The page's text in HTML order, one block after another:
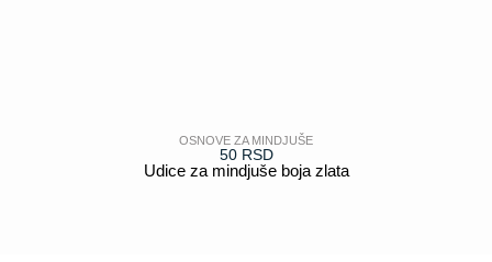
OSNOVE ZA MINDJUŠE
50 RSD
Udice za mindjuše boja zlata